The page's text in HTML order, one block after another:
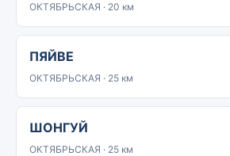
ОКТЯБРЬСКАЯ · 20 км
ПЯЙВЕ
ОКТЯБРЬСКАЯ · 25 км
ШОНГУЙ
ОКТЯБРЬСКАЯ · 25 км